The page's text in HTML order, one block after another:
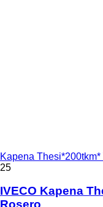
Kapena
25
IVECO Kapena
Rosero